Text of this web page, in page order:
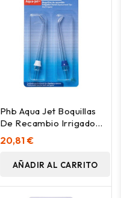
Phb Aqua Jet Boquillas
De Recambio Irrigador
Bucal Eléctrico, 2 Uds
20,81 €
AÑADIR AL CARRITO